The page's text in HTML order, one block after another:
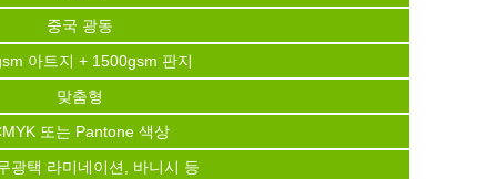
중국 광동
아트지 + 1500gsm 판지
맞춤형
또는 Pantone 색상
광택 라미네이션, 바니시 등